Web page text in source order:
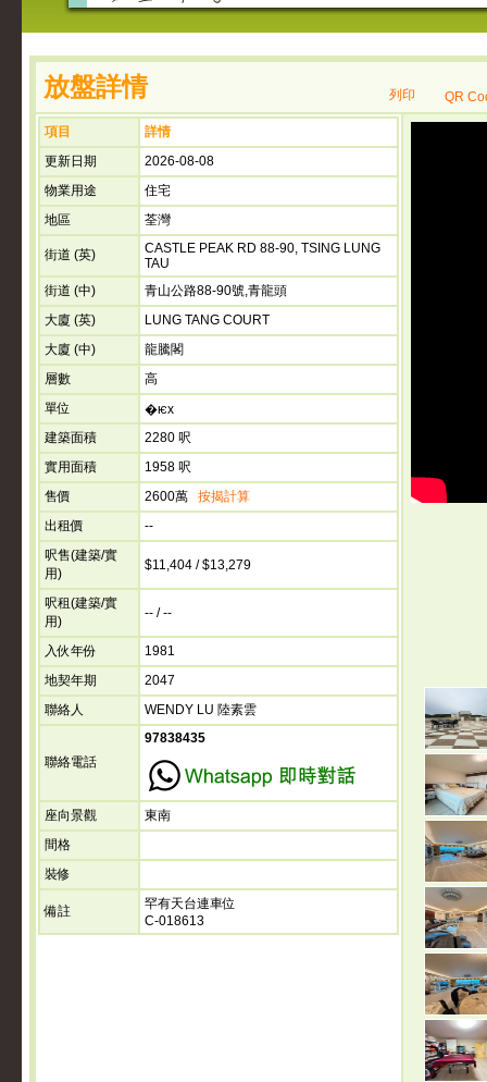
放盤詳情 列印 QR
項目
詳情
更新日期
2026-08-08
物業用途
住宅
地區
荃灣
街道 (英)
CASTLE PEAK RD 88-90, TSING LUNG
TAU
街道 (中)
青山公路88-90號,青龍頭
大廈 (英)
LUNG TANG COURT
大廈 (中)
龍騰閣
層數
高
單位
�ѥx
建築面積
2280 呎
實用面積
1958 呎
售價
2600萬 按揭計算
出租價
--
呎售(建築/實
用)
$11,404 / $13,279
呎租(建築/實
用)
-- / --
入伙年份
1981
地契年期
2047
聯絡人
WENDY LU 陸素雲
聯絡電話
97838435
座向景觀
東南
間格
裝修
備註
罕有天台連車位
C-018613